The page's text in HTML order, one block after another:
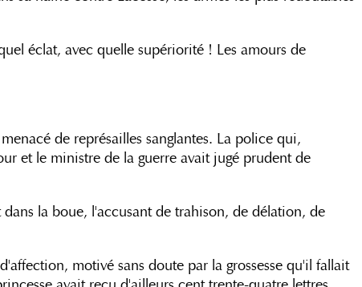
éclat, avec quelle supériorité ! Les amours de
de représailles sanglantes. La police qui,
et le ministre de la guerre avait jugé prudent de
la boue, l'accusant de trahison, de délation, de
motivé sans doute par la grossesse qu'il fallait